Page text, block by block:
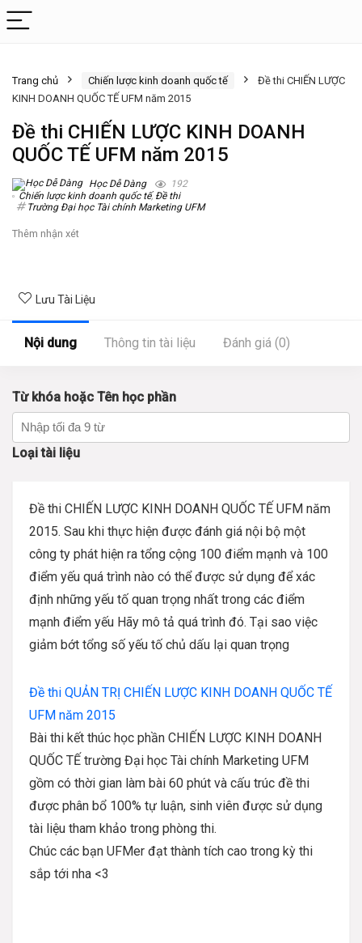
Trang chủ Chiến lược kinh doanh quốc tế
Đề thi CHIẾN LƯỢC
KINH DOANH QUỐC TẾ UFM năm 2015
Đề thi CHIẾN LƯỢC KINH DOANH
QUỐC TẾ UFM năm 2015
Học Dễ Dàng
192
Chiến lược kinh doanh quốc tế, Đề thi
Trường Đại học Tài chính Marketing UFM
Thêm nhận xét
Lưu Tài Liệu
Nội dung Thông tin tài liệu Đánh giá (0)
Từ khóa hoặc Tên học phần
Loại tài liệu
Đề thi CHIẾN LƯỢC KINH DOANH QUỐC TẾ UFM năm
2015. Sau khi thực hiện được đánh giá nội bộ một
công ty phát hiện ra tổng cộng 100 điểm mạnh và 100
điểm yếu quá trình nào có thể được sử dụng để xác
định những yếu tố quan trọng nhất trong các điểm
mạnh điểm yếu Hãy mô tả quá trình đó. Tại sao việc
giảm bớt tổng số yếu tố chủ dấu lại quan trọng
Đề thi QUẢN TRỊ CHIẾN LƯỢC KINH DOANH QUỐC TẾ
UFM năm 2015
Bài thi kết thúc học phần CHIẾN LƯỢC KINH DOANH
QUỐC TẾ trường Đại học Tài chính Marketing UFM
gồm có thời gian làm bài 60 phút và cấu trúc đề thi
được phân bổ 100% tự luận, sinh viên được sử dụng
tài liệu tham khảo trong phòng thi.
Chúc các bạn UFMer đạt thành tích cao trong kỳ thi
sắp tới nha <3